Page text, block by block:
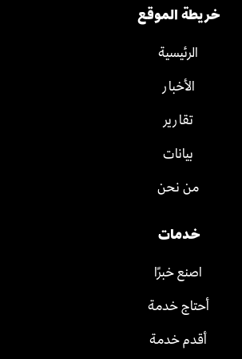
خريطة الموقع
الرئيسية
الأخبار
تقارير
بيانات
من نحن
خدمات
اصنع خبرًا
أحتاج خدمة
أقدم خدمة